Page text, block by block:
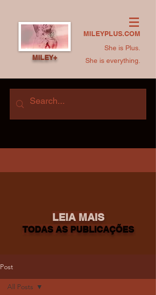
MILEYPLUS.COM
She is Plus.
She is everything.
MILEY+
LEIA MAIS
TODAS AS PUBLICAÇÕES
Post
All Posts